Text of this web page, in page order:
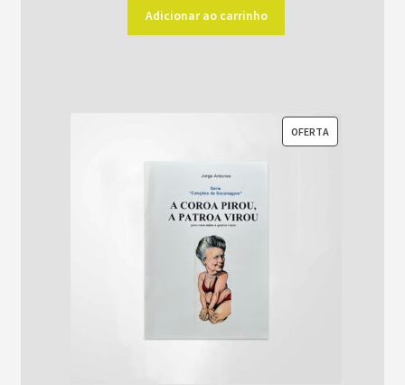
original
era:
atual
é:
Adicionar ao carrinho
OFERTA